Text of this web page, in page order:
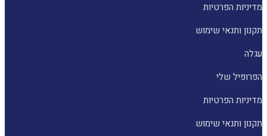
מדיניות הפרטיות
תקנון ותנאי שימוש
עגלה
הפרופיל שלי
מדיניות הפרטיות
תקנון ותנאי שימוש